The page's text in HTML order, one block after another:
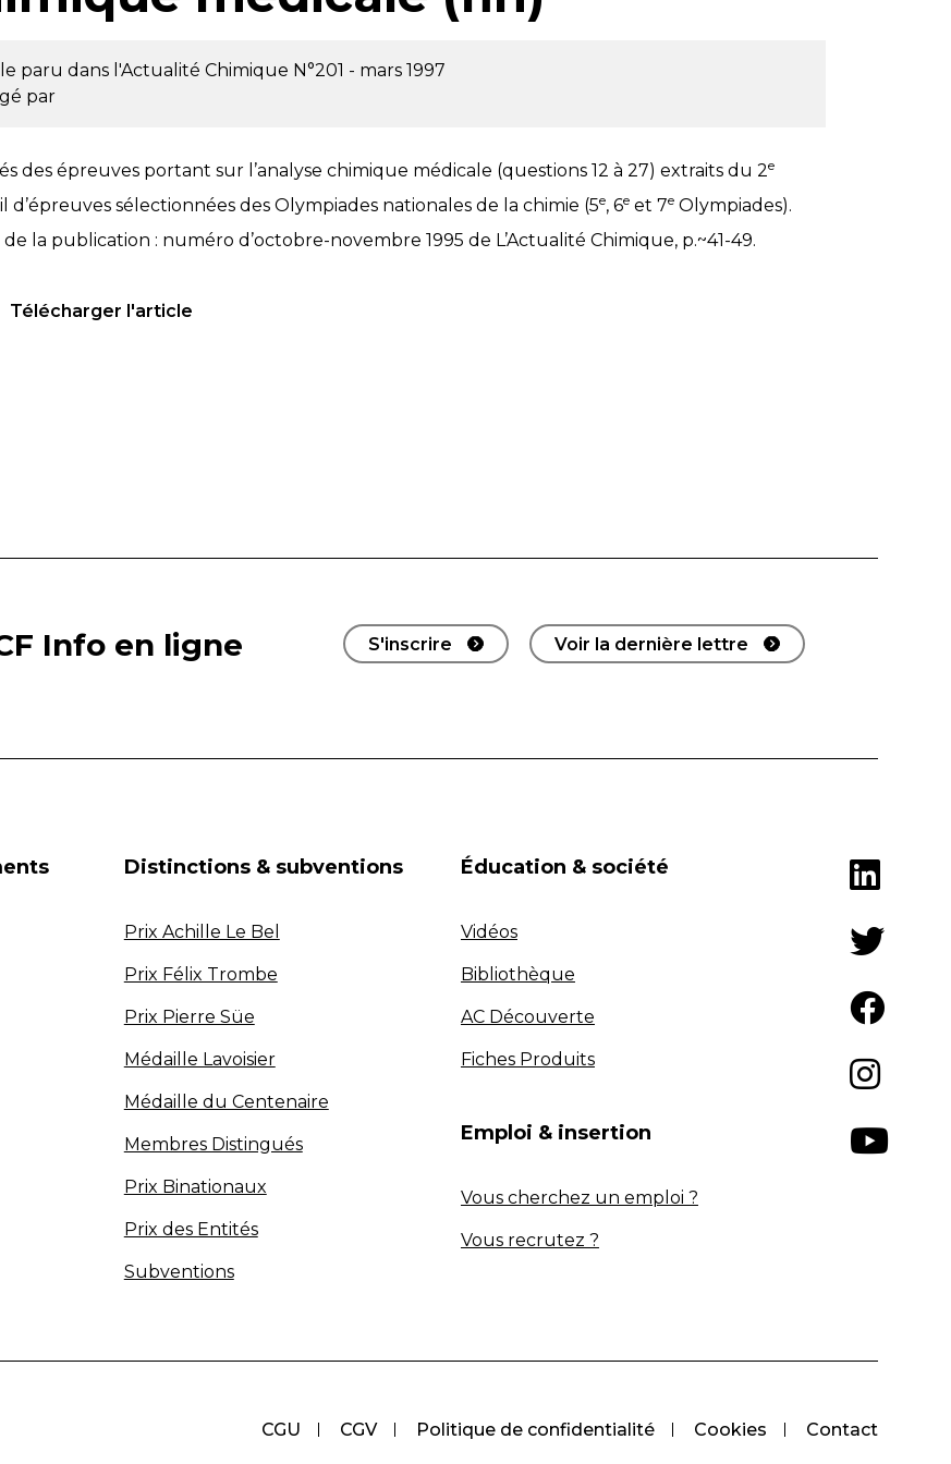
paru dans l'Actualité Chimique N°201 - mars 1997
par
des épreuves portant sur l’analyse chimique médicale (questions 12 à 27) extraits du 2e
d’épreuves sélectionnées des Olympiades nationales de la chimie (5e, 6eet 7eOlympiades).
la publication : numéro d’octobre-novembre 1995 de L’Actualité Chimique, p.~41-49.
Télécharger l'article
Info en ligne S'inscrire Voir la dernière lettre
Distinctions & subventions
Prix Achille Le Bel
Prix Félix Trombe
Prix Pierre Süe
Médaille Lavoisier
Médaille du Centenaire
Membres Distingués
Prix Binationaux
Prix des Entités
Subventions
Éducation & société
Vidéos
Bibliothèque
AC Découverte
Fiches Produits
Emploi & insertion
Vous cherchez un emploi ?
Vous recrutez ?
CGU CGV Politique de confidentialité Cookies Contact